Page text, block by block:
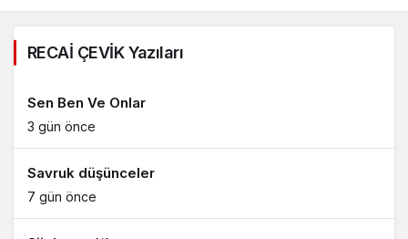
RECAİ ÇEVİK Yazıları
Sen Ben Ve Onlar
3 gün önce
Savruk düşünceler
7 gün önce